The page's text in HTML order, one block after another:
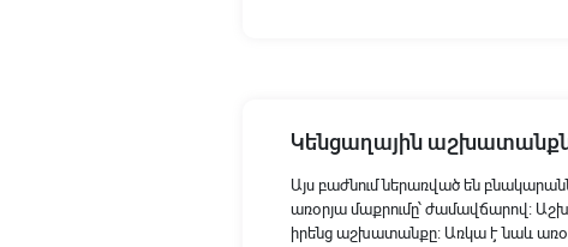
Կենցաղային
Այս բաժնում ներառված են
առօրյա մաքրումը՝ ժամավճարով։
իրենց աշխատանքը։ Առկա է նաև